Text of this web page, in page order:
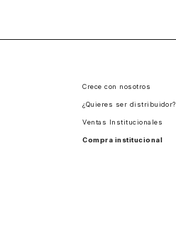
Crece con nosotros
¿Quieres ser distribuidor?
Ventas Institucionales
Compra institucional